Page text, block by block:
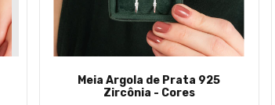
Meia Argola de Prata 925
Zircônia - Cores